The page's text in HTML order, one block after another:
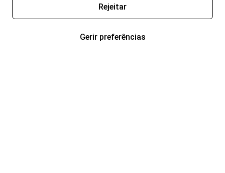
Rejeitar
Gerir preferências